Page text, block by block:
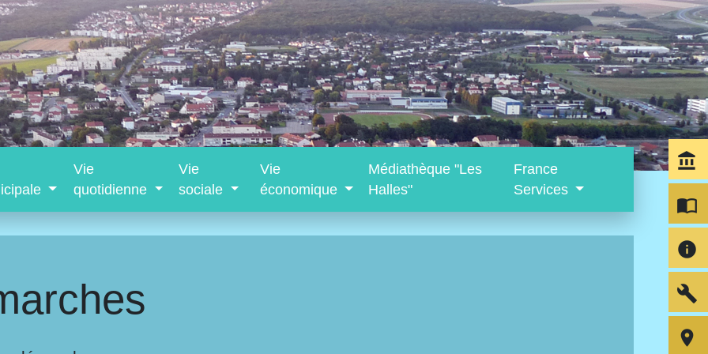
Vie
quotidienne
Vie
sociale
Vie
économique
Médiathèque "Les
Halles"
France
Services
account_balance
import_contacts
info
build
room